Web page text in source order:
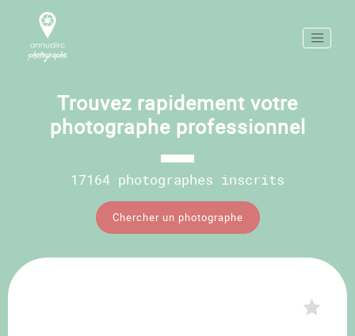
Trouvez rapidement votre
photographe professionnel
17164 photographes inscrits
Chercher un photographe